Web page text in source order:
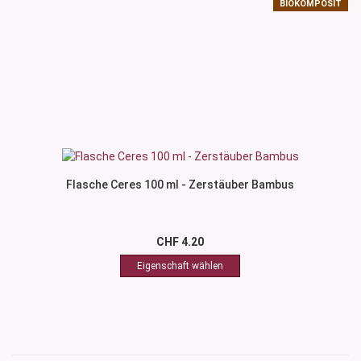
BIOKOMPOSIT
Flasche Ceres 100 ml - Zerstäuber Bambus
CHF 4.20